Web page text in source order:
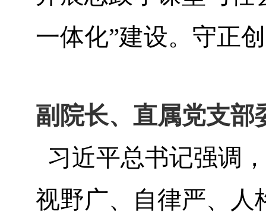
一体化”建设。守正
副院长、直属党支部
习近平总书记强调
视野广、自律严、人